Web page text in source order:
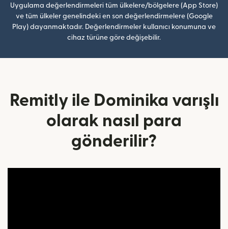
Uygulama değerlendirmeleri tüm ülkelere/bölgelere (App Store)
ve tüm ülkeler genelindeki en son değerlendirmelere (Google
Play) dayanmaktadır. Değerlendirmeler kullanıcı konumuna ve
cihaz türüne göre değişebilir.
Remitly ile Dominika varışlı
olarak nasıl para
gönderilir?